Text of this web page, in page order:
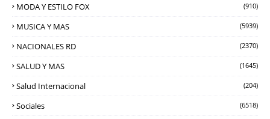
MODA Y ESTILO FOX (910)
MUSICA Y MAS (5939)
NACIONALES RD (2370)
SALUD Y MAS (1645)
Salud Internacional (204)
Sociales (6518)